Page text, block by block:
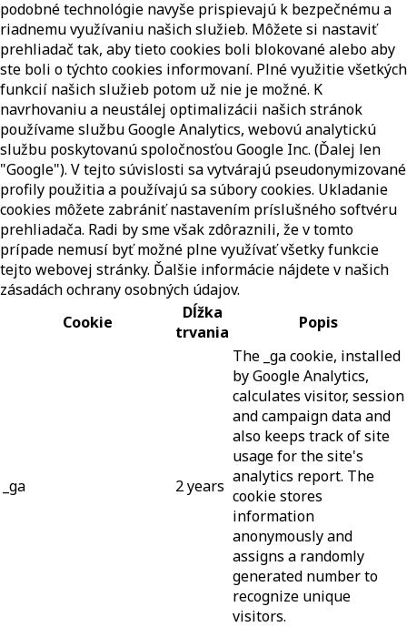
podobné technológie navyše prispievajú k bezpečnému a
riadnemu využívaniu našich služieb. Môžete si nastaviť
prehliadač tak, aby tieto cookies boli blokované alebo aby
ste boli o týchto cookies informovaní. Plné využitie všetkých
funkcií našich služieb potom už nie je možné. K
navrhovaniu a neustálej optimalizácii našich stránok
používame službu Google Analytics, webovú analytickú
službu poskytovanú spoločnosťou Google Inc. (Ďalej len
"Google"). V tejto súvislosti sa vytvárajú pseudonymizované
profily použitia a používajú sa súbory cookies. Ukladanie
cookies môžete zabrániť nastavením príslušného softvéru
prehliadača. Radi by sme však zdôraznili, že v tomto
prípade nemusí byť možné plne využívať všetky funkcie
tejto webovej stránky. Ďalšie informácie nájdete v našich
zásadách ochrany osobných údajov.
Cookie
Dĺžka
trvania
Popis
_ga 2 years
The _ga cookie, installed
by Google Analytics,
calculates visitor, session
and campaign data and
also keeps track of site
usage for the site's
analytics report. The
cookie stores
information
anonymously and
assigns a randomly
generated number to
recognize unique
visitors.